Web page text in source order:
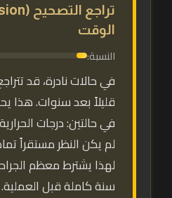
الوقت
النسبة:
في حالات نادرة، قد
قليلاً بعد سنوات. هذا
في حالتين: درجات
لم يكن النظر مستقراً
لهذا يشترط معظم
سنة كاملة قبل العملية.